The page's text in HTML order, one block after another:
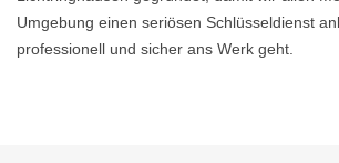
Umgebung einen seriösen Schlüsseldienst
professionell und sicher ans Werk geht.